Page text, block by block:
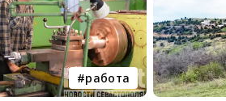
работа